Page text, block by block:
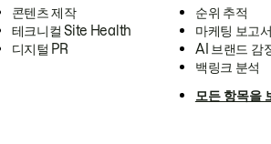
콘텐츠 제작
테크니컬 Site Health
디지털 PR
순위 추적
마케팅 보고
AI 브랜드 감
백링크 분석
모든 항목을